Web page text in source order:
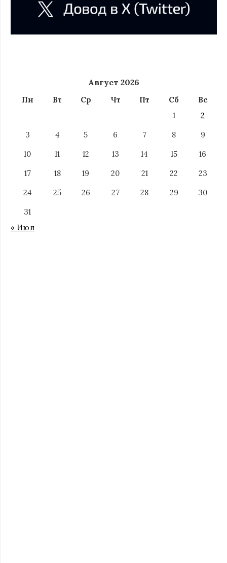
Август 2026
Пн Вт Ср Чт Пт Сб
Вс
1
2
3
4 5 6 7 8
9
10
11 12 13 14 15
16
17
18 19 20 21 22
23
24
25 26 27 28 29
30
31
« Июл